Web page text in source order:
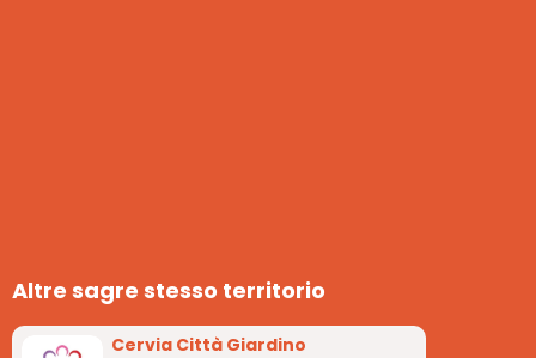
Altre sagre stesso territorio
Cervia Città Giardino